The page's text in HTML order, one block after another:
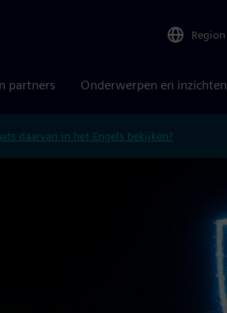
Region
partners Onderwerpen en inzichten
daarvan in het Engels bekijken?